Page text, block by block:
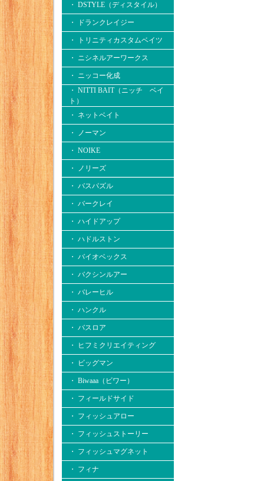
・ DSTYLE（ディスタイル）
・ ドランクレイジー
・ トリニティカスタムベイツ
・ ニシネルアーワークス
・ ニッコー化成
・ NITTI BAIT（ニッチ ベイ
ト）
・ ネットベイト
・ ノーマン
・ NOIKE
・ ノリーズ
・ バスパズル
・ バークレイ
・ ハイドアップ
・ ハドルストン
・ バイオベックス
・ バクシンルアー
・ バレーヒル
・ ハンクル
・ バスロア
・ ヒフミクリエイティング
・ ビッグマン
・ Biwaaa（ビワー）
・ フィールドサイド
・ フィッシュアロー
・ フィッシュストーリー
・ フィッシュマグネット
・ フィナ